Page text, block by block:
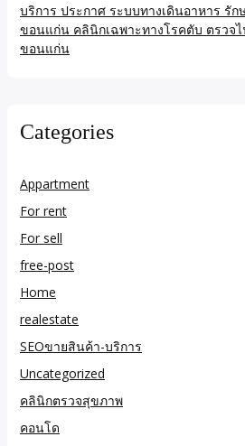
บริการ ประกาศ ระบบทางเดินอาหาร รั
ขอนแก่น คลินิกเฉพาะทางโรคตับ ตรวจ
ขอนแก่น
Categories
Appartment
For rent
For sell
free-post
Home
realestate
SEOขายสินค้า-บริการ
Uncategorized
คลินิกตรวจสุขภาพ
คอนโด